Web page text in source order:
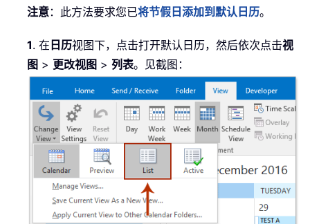
注意：此方法要求您已将节假日添加到默认日历。
1. 在 日历视图下，点击打开默认日历，然后依次点击视
图 > 更改视图 > 列表。见截图：